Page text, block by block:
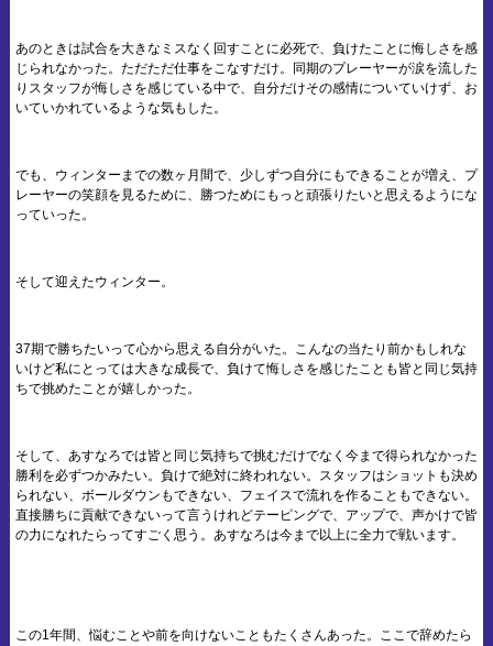
あのときは試合を大きなミスなく回すことに必死で、負けたことに悔しさを感
じられなかった。ただただ仕事をこなすだけ。同期のプレーヤーが涙を流した
りスタッフが悔しさを感じている中で、自分だけその感情についていけず、お
いていかれているような気もした。
でも、ウィンターまでの数ヶ月間で、少しずつ自分にもできることが増え、プ
レーヤーの笑顔を見るために、勝つためにもっと頑張りたいと思えるようにな
っていった。
そして迎えたウィンター。
37期で勝ちたいって心から思える自分がいた。こんなの当たり前かもしれな
いけど私にとっては大きな成長で、負けて悔しさを感じたことも皆と同じ気持
ちで挑めたことが嬉しかった。
そして、あすなろでは皆と同じ気持ちで挑むだけでなく今まで得られなかった
勝利を必ずつかみたい。負けで絶対に終われない。スタッフはショットも決め
られない、ボールダウンもできない、フェイスで流れを作ることもできない。
直接勝ちに貢献できないって言うけれどテーピングで、アップで、声かけで皆
の力になれたらってすごく思う。あすなろは今まで以上に全力で戦います。
この1年間、悩むことや前を向けないこともたくさんあった。ここで辞めたら